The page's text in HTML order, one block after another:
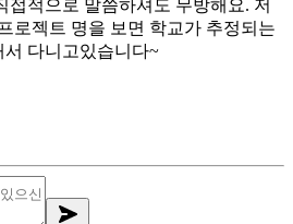
접적으로 말씀하셔도 무방해요. 저
로젝트 명을 보면 학교가 추정되는
다니고있습니다~